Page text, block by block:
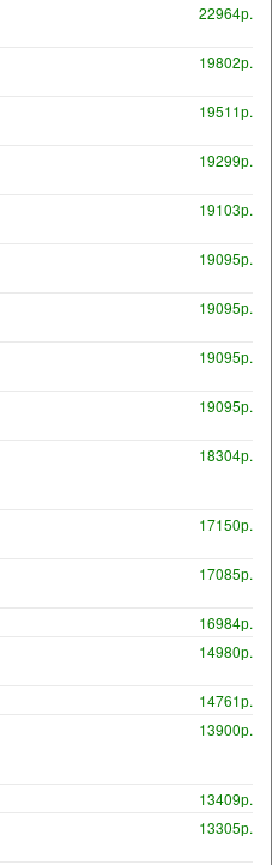
22964р.
19802р.
19511р.
19299р.
19103р.
19095р.
19095р.
19095р.
19095р.
18304р.
17150р.
17085р.
16984р.
14980р.
14761р.
13900р.
13409р.
13305р.